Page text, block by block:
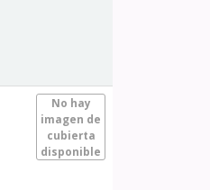
No hay
imagen de
cubierta
disponible